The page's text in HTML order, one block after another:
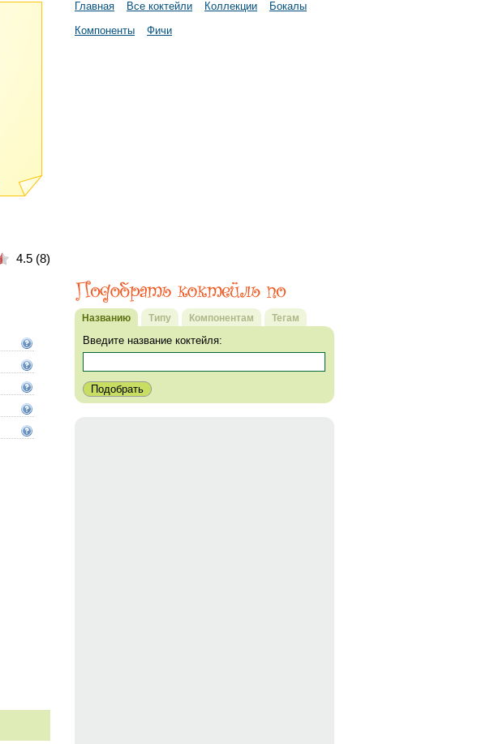
Главная Все коктейли Коллекции
Бокалы
Компоненты
Фичи
Названию Типу Компонентам Тегам
Введите название коктейля:
4.5 (8)